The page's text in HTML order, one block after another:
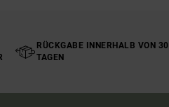
RÜCKGABE INNERHALB VON 30
TAGEN